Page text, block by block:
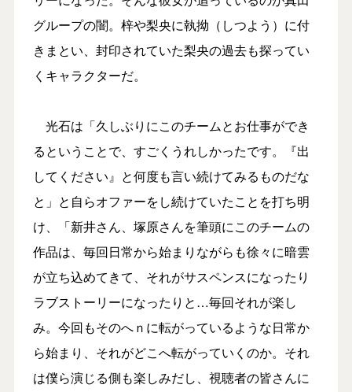
グループの闇。梓や梨央に執拗（しつよう）に付
きまとい、封印されていた梨央の過去も探ってい
くキャラクターだ。
光石は「久しぶりにこのチームとお仕事ができ
るということで、すごくうれしかったです。『出
してください』と何度も言い続けてみるものだな
と」と自らオファーをし続けていたことを打ち明
け、「新井さん、塚原さんを筆頭にこのチームの
作品は、毎回日常から始まりながらも徐々に暗雲
が立ち込めてきて、それがサスペンスになったり
ラブストーリーになったりと…毎回それが楽し
み。今回もそのへｎに転がっているような日常か
ら始まり、それがどこへ転がっていくのか。それ
は僕ら演じる側も楽しみだし、視聴者の皆さんに